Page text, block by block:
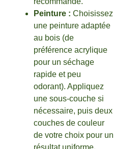
Peinture : Choisissez
une peinture adaptée
au bois (de
préférence acrylique
pour un séchage
rapide et peu
odorant). Appliquez
une sous-couche si
nécessaire, puis deux
couches de couleur
de votre choix pour un
résultat uniforme.